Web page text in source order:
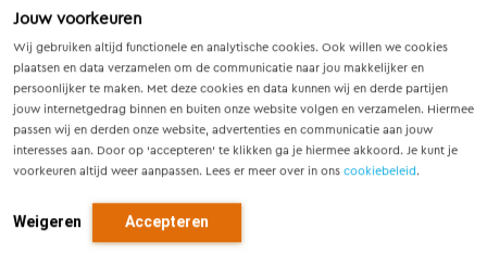
Jouw voorkeuren
Wij gebruiken altijd functionele en analytische cookies. Ook willen we cookies
plaatsen en data verzamelen om de communicatie naar jou makkelijker en
persoonlijker te maken. Met deze cookies en data kunnen wij en derde partijen
jouw internetgedrag binnen en buiten onze website volgen en verzamelen. Hiermee
passen wij en derden onze website, advertenties en communicatie aan jouw
interesses aan. Door op ‘accepteren’ te klikken ga je hiermee akkoord. Je kunt je
voorkeuren altijd weer aanpassen. Lees er meer over in ons cookiebeleid.
Weigeren Accepteren
Lees meer